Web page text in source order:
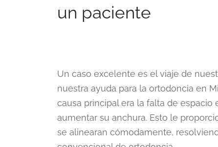
un paciente
Un caso excelente es el viaje de
nuestra ayuda para la ortodoncia en
causa principal era la falta de espacio
aumentar su anchura. Esto le
se alinearan cómodamente,